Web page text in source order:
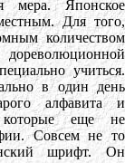
мера. Японское
Для того,
количеством
учиться.
в один день
алфавита и
которые еще не
Совсем не то
шрифт. Он